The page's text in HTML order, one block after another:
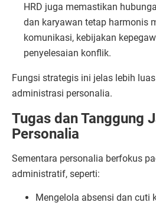
HRD juga memastikan
dan karyawan tetap harmonis
komunikasi, kebijakan
penyelesaian konflik.
Fungsi strategis ini jelas lebih
administrasi personalia.
Tugas dan Tanggung
Personalia
Sementara personalia berfokus
administratif, seperti:
Mengelola absensi dan cuti